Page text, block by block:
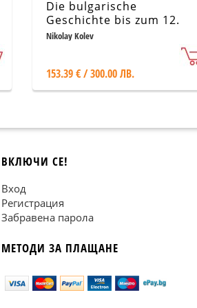
Die bulgarische
Geschichte bis zum 12.
jahrhundert aus der Sicht
Nikolay Kolev
153.39 € / 300.00 ЛВ.
ВКЛЮЧИ СЕ!
Вход
Регистрация
Забравена парола
МЕТОДИ ЗА ПЛАЩАНЕ